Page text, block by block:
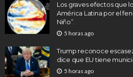
Los graves efectos que
América Latina por el
Niño”.
5 horas ago
Trump reconoce
dice que EU tiene
5 horas ago